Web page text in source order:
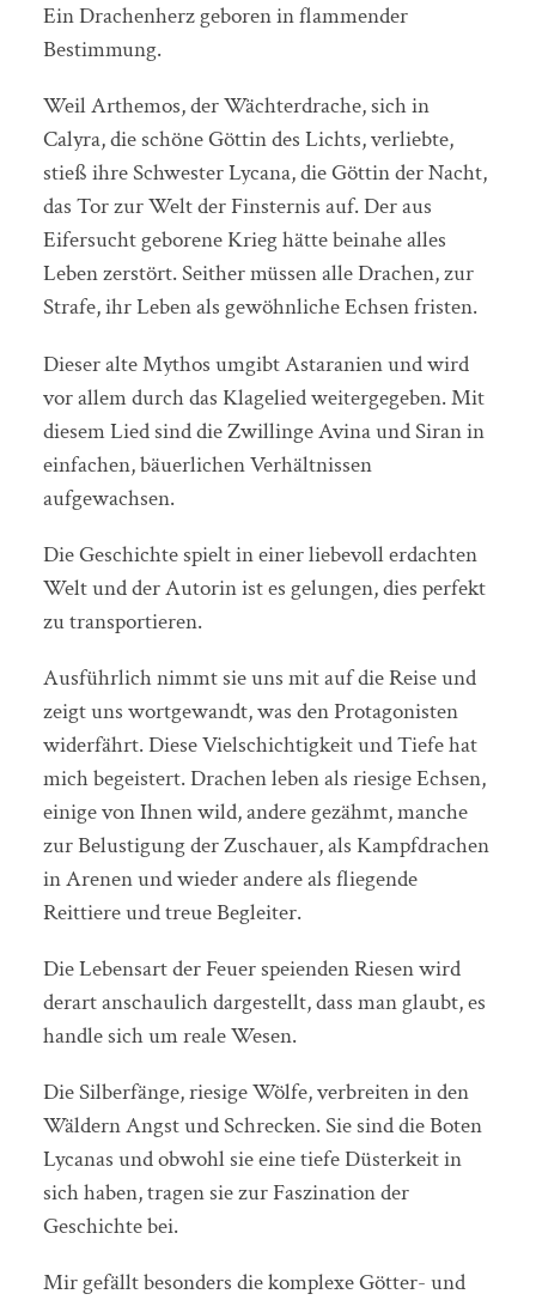
Ein Drachenherz geboren in flammender
Bestimmung.
Weil Arthemos, der Wächterdrache, sich in
Calyra, die schöne Göttin des Lichts, verliebte,
stieß ihre Schwester Lycana, die Göttin der Nacht,
das Tor zur Welt der Finsternis auf. Der aus
Eifersucht geborene Krieg hätte beinahe alles
Leben zerstört. Seither müssen alle Drachen, zur
Strafe, ihr Leben als gewöhnliche Echsen fristen.
Dieser alte Mythos umgibt Astaranien und wird
vor allem durch das Klagelied weitergegeben. Mit
diesem Lied sind die Zwillinge Avina und Siran in
einfachen, bäuerlichen Verhältnissen
aufgewachsen.
Die Geschichte spielt in einer liebevoll erdachten
Welt und der Autorin ist es gelungen, dies perfekt
zu transportieren.
Ausführlich nimmt sie uns mit auf die Reise und
zeigt uns wortgewandt, was den Protagonisten
widerfährt. Diese Vielschichtigkeit und Tiefe hat
mich begeistert. Drachen leben als riesige Echsen,
einige von Ihnen wild, andere gezähmt, manche
zur Belustigung der Zuschauer, als Kampfdrachen
in Arenen und wieder andere als fliegende
Reittiere und treue Begleiter.
Die Lebensart der Feuer speienden Riesen wird
derart anschaulich dargestellt, dass man glaubt, es
handle sich um reale Wesen.
Die Silberfänge, riesige Wölfe, verbreiten in den
Wäldern Angst und Schrecken. Sie sind die Boten
Lycanas und obwohl sie eine tiefe Düsterkeit in
sich haben, tragen sie zur Faszination der
Geschichte bei.
Mir gefällt besonders die komplexe Götter- und